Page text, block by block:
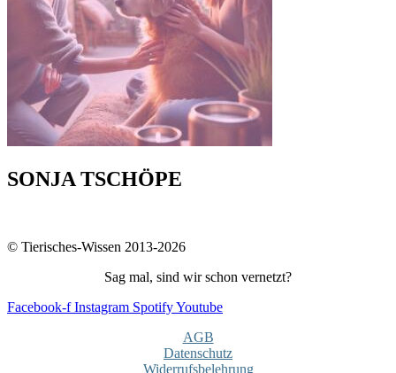
SONJA TSCHÖPE
© Tierisches-Wissen 2013-2026
Sag mal, sind wir schon vernetzt?
Facebook-f Instagram SpotifyYoutube
AGB
Datenschutz
Widerrufsbelehrung